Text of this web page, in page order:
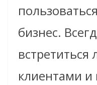
бизнес.
клиентами